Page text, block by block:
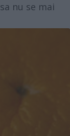
nu se mai